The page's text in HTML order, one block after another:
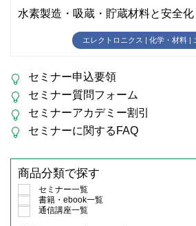
水素製造・吸蔵・貯蔵材料と安全化
エレクトロニクス | 化学・材料 |
セミナー申込要領
セミナー質問フォーム
セミナーアカデミー割引
セミナーに関するFAQ
商品分類で探す
セミナー一覧
書籍・ebook一覧
通信講座一覧